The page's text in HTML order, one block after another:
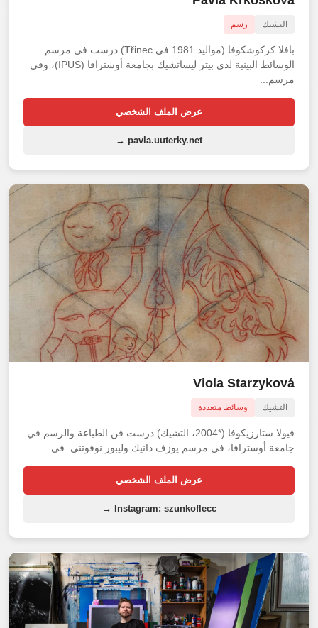
التشيك رسم
بافلا كركوشكوفا (مواليد 1981 في Třinec) درست في مرسم
الوسائط البينية لدى بيتر ليساتشيك بجامعة أوسترافا (IPUS)، وفي
مرسم...
عرض الملف الشخصي
pavla.uuterky.net →
Viola Starzyková
التشيك وسائط متعددة
فيولا ستارزيكوفا (*2004، التشيك) درست فن الطباعة والرسم في
جامعة أوسترافا، في مرسم يوزف دانيك وليبور نوفوتني. في...
عرض الملف الشخصي
Instagram: szunkoflecc →